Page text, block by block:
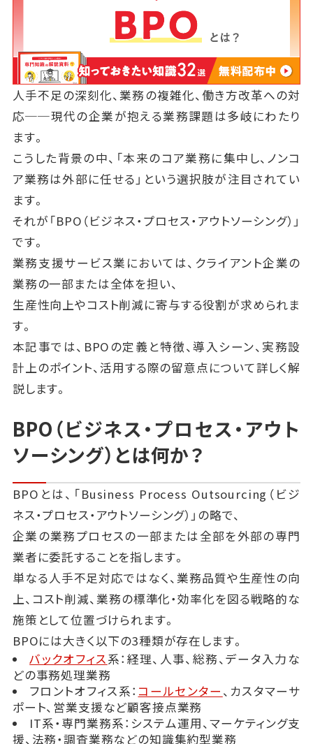
人手不足の深刻化、業務の複雑化、働き方改革への対
応──現代の企業が抱える業務課題は多岐にわたり
ます。
こうした背景の中、「本来のコア業務に集中し、ノンコ
ア業務は外部に任せる」という選択肢が注目されてい
ます。
それが「BPO（ビジネス・プロセス・アウトソーシング）」
です。
業務支援サービス業においては、クライアント企業の
業務の一部または全体を担い、
生産性向上やコスト削減に寄与する役割が求められま
す。
本記事では、BPOの定義と特徴、導入シーン、実務設
計上のポイント、活用する際の留意点について詳しく解
説します。
BPO（ビジネス・プロセス・アウト
ソーシング）とは何か？
BPOとは、「Business Process Outsourcing（ビジ
ネス・プロセス・アウトソーシング）」の略で、
企業の業務プロセスの一部または全部を外部の専門
業者に委託することを指します。
単なる人手不足対応ではなく、業務品質や生産性の向
上、コスト削減、業務の標準化・効率化を図る戦略的な
施策として位置づけられます。
BPOには大きく以下の3種類が存在します。
バックオフィス系：経理、人事、総務、データ入力な
どの事務処理業務
フロントオフィス系： コールセンター 、カスタマーサ
ポート、営業支援など顧客接点業務
IT系・専門業務系：システム運用、マーケティング支
援、法務・調査業務などの知識集約型業務